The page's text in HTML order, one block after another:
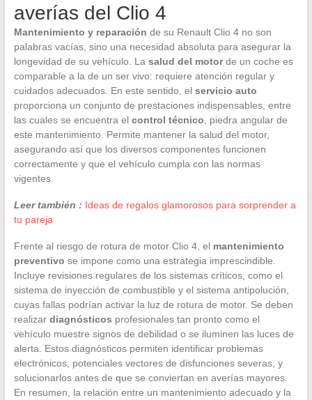
averías del Clio 4
Mantenimiento y reparación de su Renault Clio 4 no son
palabras vacías, sino una necesidad absoluta para asegurar la
longevidad de su vehículo. La salud del motorde un coche es
comparable a la de un ser vivo: requiere atención regular y
cuidados adecuados. En este sentido, el servicio auto
proporciona un conjunto de prestaciones indispensables, entre
las cuales se encuentra el control técnico , piedra angular de
este mantenimiento. Permite mantener la salud del motor,
asegurando así que los diversos componentes funcionen
correctamente y que el vehículo cumpla con las normas
vigentes.
Leer también : Ideas de regalos glamorosos para sorprender a
tu pareja
Frente al riesgo de rotura de motor Clio 4, el mantenimiento
preventivo se impone como una estrategia imprescindible.
Incluye revisiones regulares de los sistemas críticos, como el
sistema de inyección de combustible y el sistema antipolución,
cuyas fallas podrían activar la luz de rotura de motor. Se deben
realizar diagnósticos profesionales tan pronto como el
vehículo muestre signos de debilidad o se iluminen las luces de
alerta. Estos diagnósticos permiten identificar problemas
electrónicos, potenciales vectores de disfunciones severas, y
solucionarlos antes de que se conviertan en averías mayores.
En resumen, la relación entre un mantenimiento adecuado y la